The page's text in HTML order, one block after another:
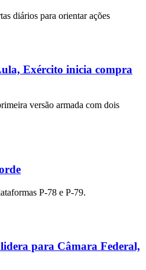
diários para orientar ações
Exército inicia compra
versão armada com dois
P-78 e P-79.
para Câmara Federal,